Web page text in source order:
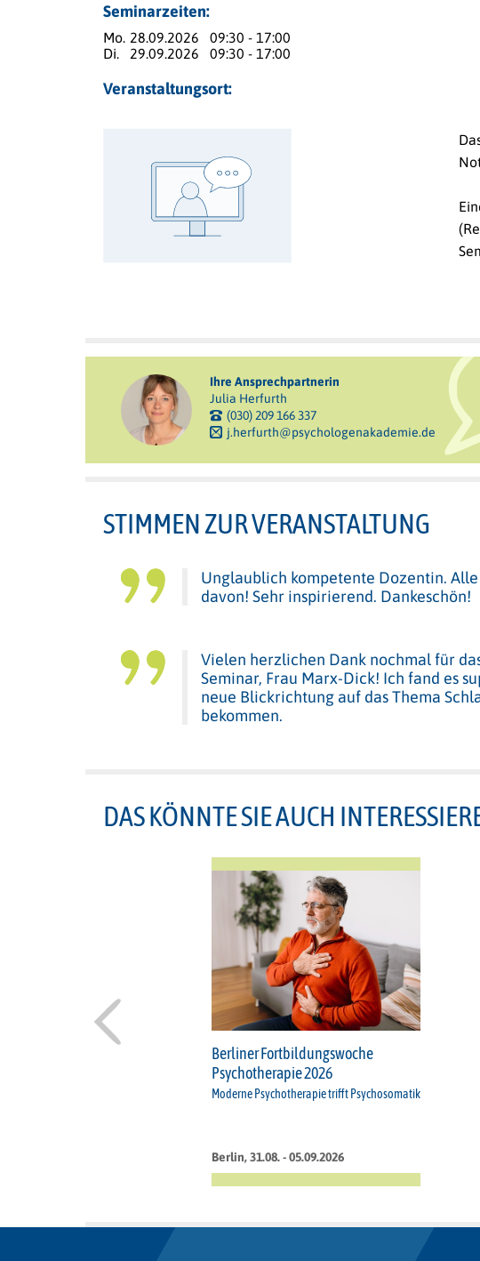
Seminarzeiten:
Mo. 28.09.2026
09:30 - 17:00
Di.
29.09.2026 09:30 - 17:00
Veranstaltungsort:
Ihre Ansprechpartnerin
Julia Herfurth
(030) 209 166 337
j.herfurth@psychologenakademie.de
STIMMEN ZUR VERANSTALTUNG
Unglaublich kompetente Dozentin.
davon! Sehr inspirierend. Dankeschön!
Vielen herzlichen Dank nochmal für
Seminar, Frau Marx-Dick! Ich fand es
neue Blickrichtung auf das Thema
bekommen.
DAS KÖNNTE SIE AUCH
Berliner Fortbildungswoche
Psychotherapie 2026
Moderne Psychotherapie trifft Psychosomatik
Berlin, 31.08. - 05.09.2026